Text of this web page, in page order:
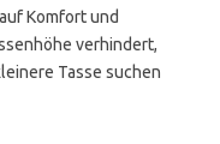
Komfort und
verhindert,
Tasse suchen